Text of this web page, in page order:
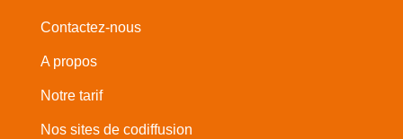
Contactez-nous
A propos
Notre tarif
Nos sites de codiffusion